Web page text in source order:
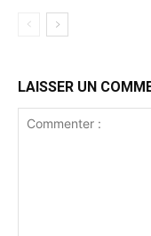
LAISSER UN